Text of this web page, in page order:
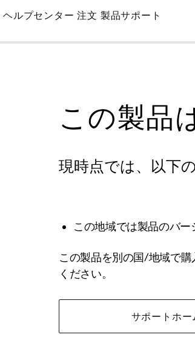
Skip
Main
ヘルプセンター 注文 製品サポート
この製品
現時点では、以下
この地域では製品のバー
この製品を別の国/地域で
ください。
サポートホ